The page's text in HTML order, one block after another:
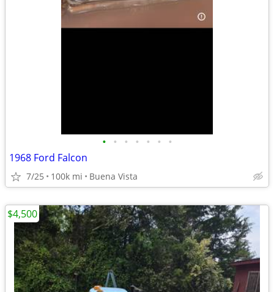
• • • • • • •
1968 Ford Falcon
7/25 100k mi Buena Vista
$4,500